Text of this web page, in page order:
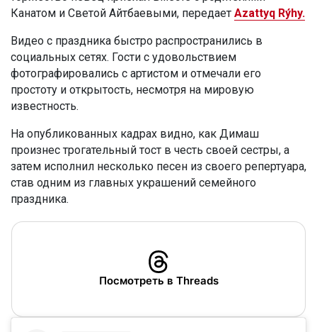
Канатом и Светой Айтбаевыми, передает Azattyq Rýhy.
Видео с праздника быстро распространились в
социальных сетях. Гости с удовольствием
фотографировались с артистом и отмечали его
простоту и открытость, несмотря на мировую
известность.
На опубликованных кадрах видно, как Димаш
произнес трогательный тост в честь своей сестры, а
затем исполнил несколько песен из своего репертуара,
став одним из главных украшений семейного
праздника.
Посмотреть в Threads